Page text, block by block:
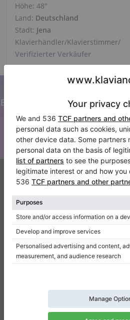
Höhe: 48″
Land: Deutschland
Stadt: Jena
Klavierhändler/Klavierstimmer/
Verifizierter Verkäufer
Abonnieren Sie
Bleiben Sie auf dem Laufenden
Klaviano
Klaviano
Kontakt
Über Uns
Referenz hinterlassen
Einwilligungseinstellungen